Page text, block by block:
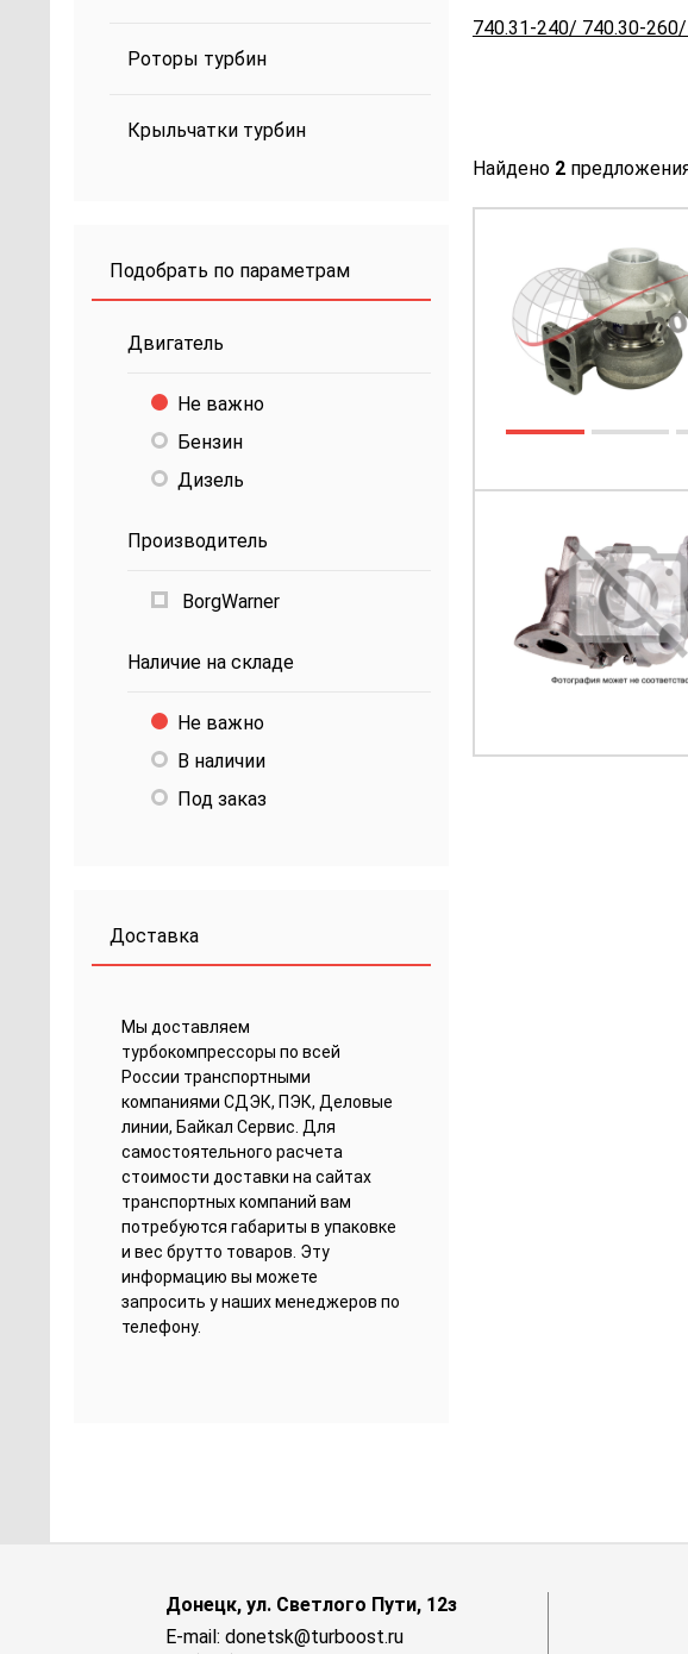
Роторы турбин
Крыльчатки турбин
Подобрать по параметрам
Двигатель
Не важно
Бензин
Дизель
Производитель
BorgWarner
Наличие на складе
Не важно
В наличии
Под заказ
Доставка
Мы доставляем
турбокомпрессоры по всей
России транспортными
компаниями СДЭК, ПЭК, Деловые
линии, Байкал Сервис. Для
самостоятельного расчета
стоимости доставки на сайтах
транспортных компаний вам
потребуются габариты в упаковке
и вес брутто товаров. Эту
информацию вы можете
запросить у наших менеджеров по
телефону.
740.31-240/ 740.30-
Найдено 2
Донецк, ул. Светлого Пути, 12з
E-mail: donetsk@turboost.ru